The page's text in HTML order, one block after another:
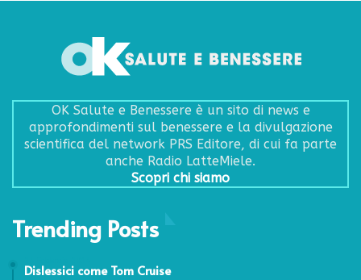
OK Salute e Benessere è un sito di news e
approfondimenti sul benessere e la divulgazione
scientifica del network PRS Editore, di cui fa parte
anche Radio LatteMiele.
Scopri chi siamo
Trending Posts
Dislessici come Tom Cruise